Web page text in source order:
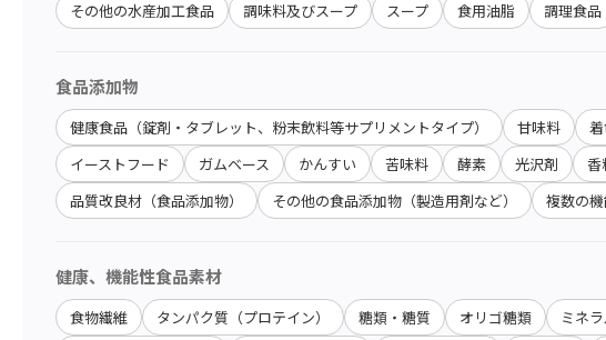
その他の水産加工食品 調味料及びスープ スープ 食用油脂 調理食品
食品添加物
健康食品（錠剤・タブレット、粉末飲料等サプリメントタイプ） 甘味料
イーストフード ガムベース かんすい 苦味料 酵素 光沢剤 香
品質改良材（食品添加物） その他の食品添加物（製造用剤など） 複数の
健康、機能性食品素材
食物繊維 タンパク質（プロテイン） 糖類・糖質 オリゴ糖類 ミネ